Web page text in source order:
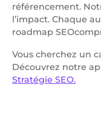
référencement.
l’impact. Chaque
roadmap
Vous cherchez un
Découvrez notre
Stratégie SEO.